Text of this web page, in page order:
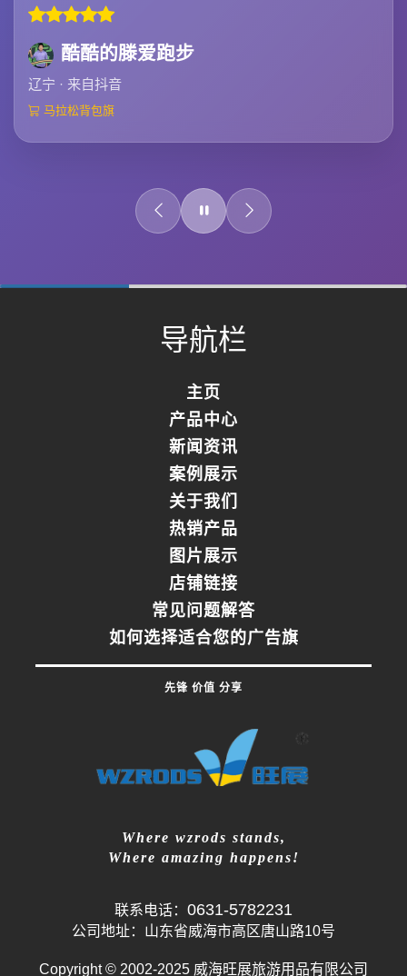
酷酷的滕爱跑步
辽宁 · 来自抖音
马拉松背包旗
导航栏
主页
产品中心
新闻资讯
案例展示
关于我们
热销产品
图片展示
店铺链接
常见问题解答
如何选择适合您的广告旗
先锋 价值 分享
Where wzrods stands,
Where amazing happens!
联系电话： 0631-5782231
公司地址：山东省威海市高区唐山路10号
Copyright © 2002-2025 威海旺展旅游用品有限公司